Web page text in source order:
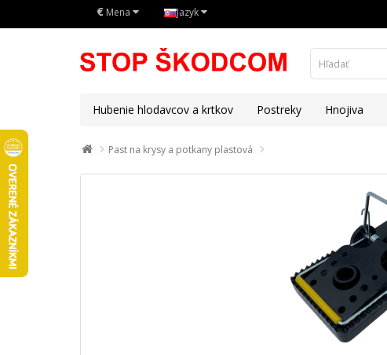
€ Mena Jazyk
Hubenie hlodavcov a krtkov Postreky Hnojiva
Past na krysy a potkany plastová